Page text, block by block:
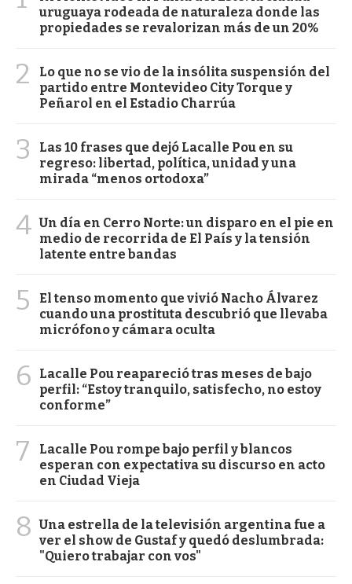
uruguaya rodeada de naturaleza donde las
propiedades se revalorizan más de un 20%
2
Lo que no se vio de la insólita suspensión del
partido entre Montevideo City Torque y
Peñarol en el Estadio Charrúa
3
Las 10 frases que dejó Lacalle Pou en su
regreso: libertad, política, unidad y una
mirada “menos ortodoxa”
4 Un día en Cerro Norte: un disparo en el pie en
medio de recorrida de El País y la tensión
latente entre bandas
5
El tenso momento que vivió Nacho Álvarez
cuando una prostituta descubrió que llevaba
micrófono y cámara oculta
6
Lacalle Pou reapareció tras meses de bajo
perfil: “Estoy tranquilo, satisfecho, no estoy
conforme”
7
Lacalle Pou rompe bajo perfil y blancos
esperan con expectativa su discurso en acto
en Ciudad Vieja
8 Una estrella de la televisión argentina fue a
ver el show de Gustaf y quedó deslumbrada:
"Quiero trabajar con vos"